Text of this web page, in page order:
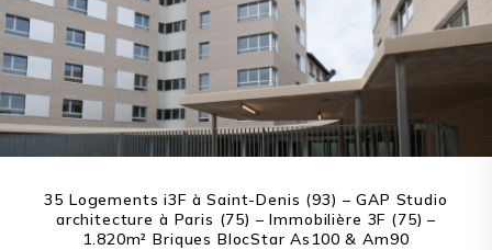
35 Logements i3F à Saint-Denis (93) – GAP Studio
architecture à Paris (75) – Immobilière 3F (75) –
1.820m² Briques BlocStar As100 & Am90